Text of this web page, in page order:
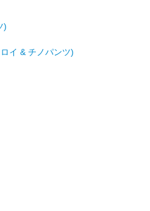
)
イ & チノパンツ)